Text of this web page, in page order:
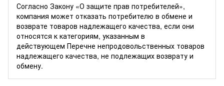
Согласно Закону «О защите прав потребителей»,
компания может отказать потребителю в обмене и
возврате товаров надлежащего качества, если они
относятся к категориям, указанным в
действующем Перечне непродовольственных товаров
надлежащего качества, не подлежащих возврату и
обмену.